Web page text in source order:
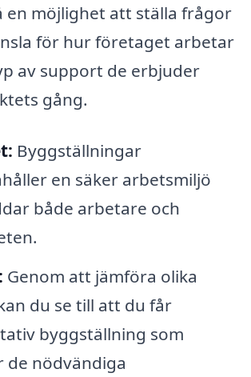
en möjlighet att ställa frågor
för hur företaget arbetar
av support de erbjuder
gång.
Byggställningar
en säker arbetsmiljö
både arbetare och
Genom att jämföra olika
du se till att du får
byggställning som
de nödvändiga